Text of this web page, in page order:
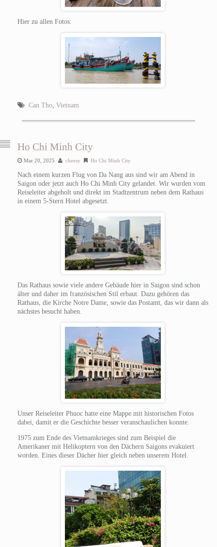
Hier zu allen Fotos:
Can Tho, Vietnam
Ho Chi Minh City
Mar 20, 2025 cheesy Ho Chi Minh City
Nach einem kurzen Flug von Da Nang aus sind wir am Abend in
Saigon oder jetzt auch Ho Chi Minh City gelandet. Wir wurden vom
Reiseleiter abgeholt und direkt im Stadtzentrum neben dem Rathaus
in einem 5-Stern Hotel abgesetzt.
Das Rathaus sowie viele andere Gebäude hier in Saigon sind schon
älter und daher im französischen Stil erbaut. Dazu gehören das
Rathaus, die Kirche Notre Dame, sowie das Postamt, das wir dann als
nächstes besucht haben.
Unser Reiseleiter Phuoc hatte eine Mappe mit historischen Fotos
dabei, damit er die Geschichte besser veranschaulichen konnte.
1975 zum Ende des Vietnamkrieges sind zum Beispiel die
Amerikaner mit Helikoptern von den Dächern Saigons evakuiert
worden. Eines dieser Dächer hier gleich neben unserem Hotel.